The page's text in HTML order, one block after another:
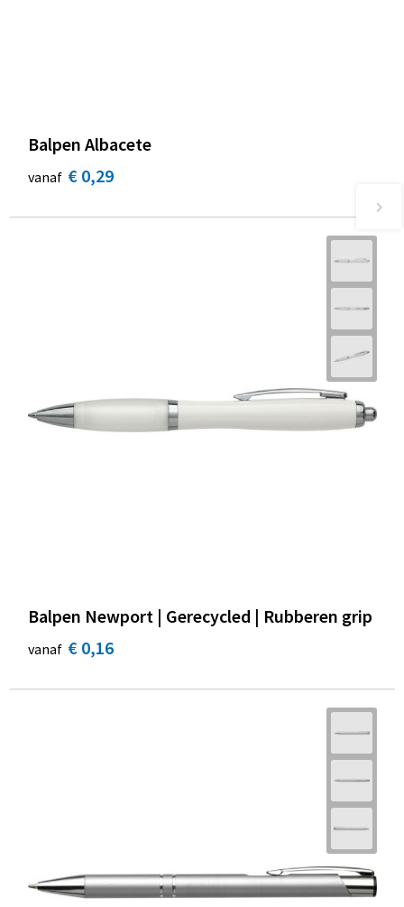
Balpen Albacete
vanaf € 0,29
Balpen Newport | Gerecycled | Rubberen grip
vanaf € 0,16